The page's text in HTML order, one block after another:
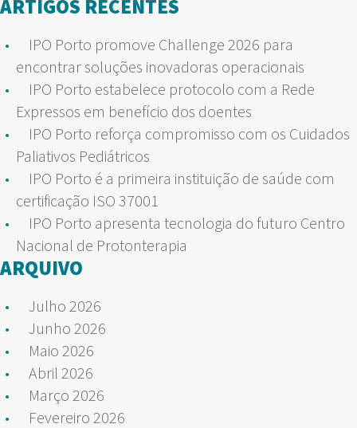
ARTIGOS RECENTES
IPO Porto promove Challenge 2026 para
encontrar soluções inovadoras operacionais
IPO Porto estabelece protocolo com a Rede
Expressos em benefício dos doentes
IPO Porto reforça compromisso com os Cuidados
Paliativos Pediátricos
IPO Porto é a primeira instituição de saúde com
certificação ISO 37001
IPO Porto apresenta tecnologia do futuro Centro
Nacional de Protonterapia
ARQUIVO
Julho 2026
Junho 2026
Maio 2026
Abril 2026
Março 2026
Fevereiro 2026